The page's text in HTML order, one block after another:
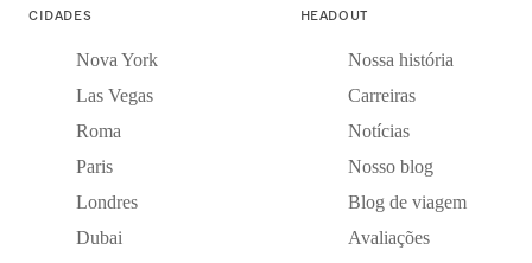
CIDADES
Nova York
Las Vegas
Roma
Paris
Londres
Dubai
HEADOUT
Nossa história
Carreiras
Notícias
Nosso blog
Blog de viagem
Avaliações